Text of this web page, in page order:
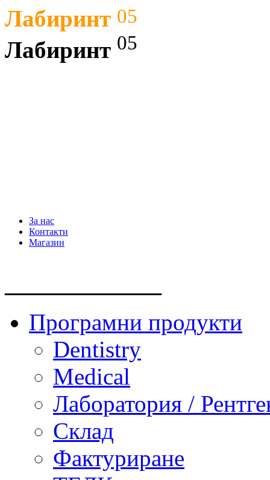
Лабиринт 05
Лабиринт 05
За нас
Контакти
Магазин
Програмни продукти
Dentistry
Medical
Лаборатория /
Склад
Фактуриране